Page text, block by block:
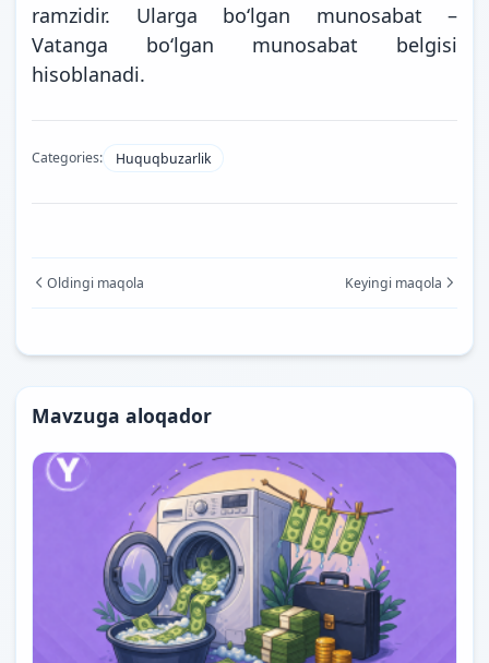
ramzidir. Ularga boʻlgan munosabat –
Vatanga boʻlgan munosabat belgisi
hisoblanadi.
Categories: Huquqbuzarlik
Oldingi maqola Keyingi maqola
Mavzuga aloqador